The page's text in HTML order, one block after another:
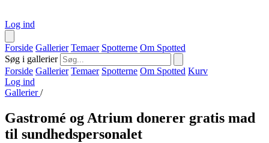
Log ind
Forside Gallerier Temaer Spotterne Om Spotted
Søg i gallerier
Forside Gallerier Temaer Spotterne Om Spotted Kurv
Log ind
Gallerier/
Gastromé og Atrium donerer gratis mad
til sundhedspersonalet